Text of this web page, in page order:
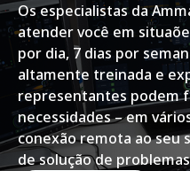
Os especialistas da
atender você em
por dia, 7 dias por
altamente treinada e
representantes podem
necessidades – em
conexão remota ao seu
de solução de